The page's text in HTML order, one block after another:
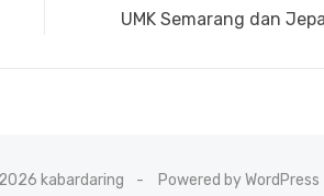
UMK Semarang dan
kabardaring Powered by WordPress